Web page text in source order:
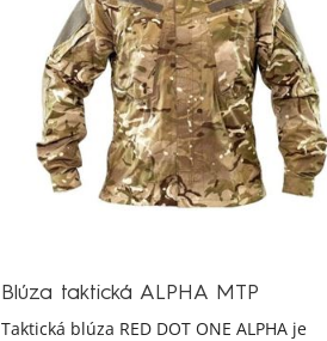
Blúza taktická ALPHA MTP
Taktická blúza RED DOT ONE ALPHA je